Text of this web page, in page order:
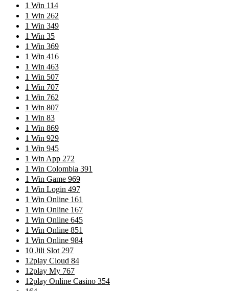
1 Win 114
1 Win 262
1 Win 349
1 Win 35
1 Win 369
1 Win 416
1 Win 463
1 Win 507
1 Win 707
1 Win 762
1 Win 807
1 Win 83
1 Win 869
1 Win 929
1 Win 945
1 Win App 272
1 Win Colombia 391
1 Win Game 969
1 Win Login 497
1 Win Online 161
1 Win Online 167
1 Win Online 645
1 Win Online 851
1 Win Online 984
10 Jili Slot 297
12play Cloud 84
12play My 767
12play Online Casino 354